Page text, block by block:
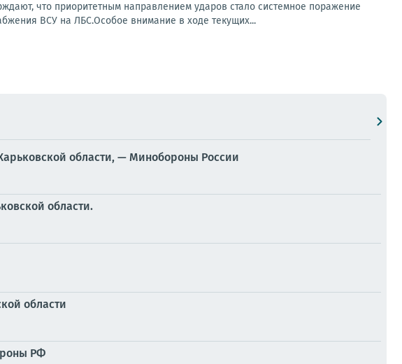
что приоритетным направлением ударов стало системное поражение
ВСУ на ЛБС.Особое внимание в ходе текущих...
области, — Минобороны России
области.
области
РФ